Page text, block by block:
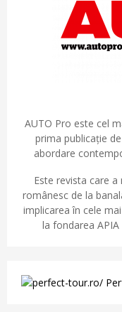
AUTO Pro este cel
prima publicație
abordare
Este revista care
românesc de la
implicarea în cele
la fondarea